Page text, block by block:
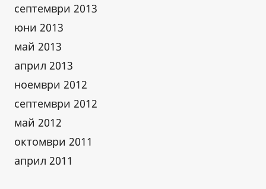
септември 2013
юни 2013
май 2013
април 2013
ноември 2012
септември 2012
май 2012
октомври 2011
април 2011